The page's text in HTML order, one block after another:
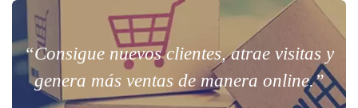
“Consigue nuevos clientes, atrae visitas y
genera más ventas de manera online.”